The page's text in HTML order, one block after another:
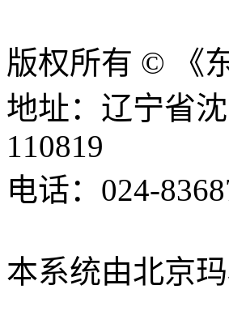
版权所有 © 《
地址：辽宁省
110819
电话：024-
本系统由北京